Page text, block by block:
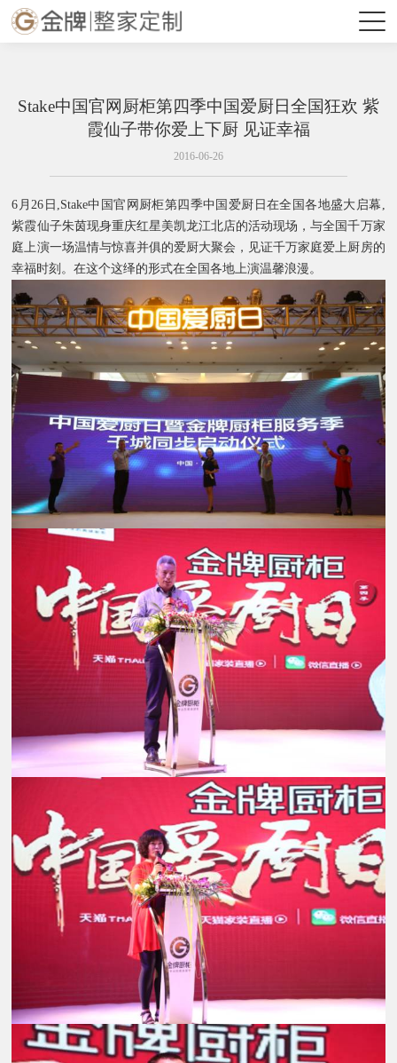
Stake中国官网厨柜第四季中国爱厨日全国狂欢 紫
霞仙子带你爱上下厨 见证幸福
2016-06-26
6月26日,Stake中国官网厨柜第四季中国爱厨日在全国各地盛大启幕,
紫霞仙子朱茵现身重庆红星美凯龙江北店的活动现场，与全国千万家
庭上演一场温情与惊喜并俱的爱厨大聚会，见证千万家庭爱上厨房的
幸福时刻。在这个这绎的形式在全国各地上演温馨浪漫。